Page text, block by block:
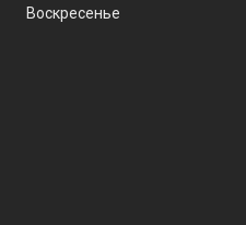
Воскресенье